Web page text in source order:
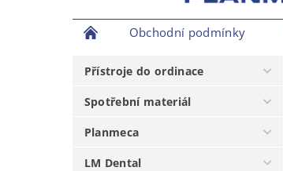
Obchodní podmínky
Přístroje do ordinace
Spotřební materiál
Planmeca
LM Dental